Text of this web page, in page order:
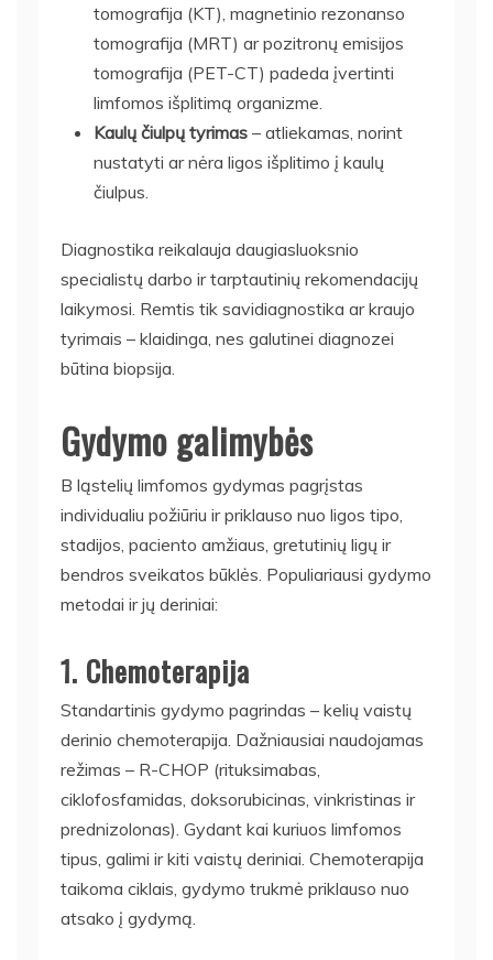
tomografija (KT), magnetinio rezonanso
tomografija (MRT) ar pozitronų emisijos
tomografija (PET-CT) padeda įvertinti
limfomos išplitimą organizme.
Kaulų čiulpų tyrimas – atliekamas, norint
nustatyti ar nėra ligos išplitimo į kaulų
čiulpus.
Diagnostika reikalauja daugiasluoksnio
specialistų darbo ir tarptautinių rekomendacijų
laikymosi. Remtis tik savidiagnostika ar kraujo
tyrimais – klaidinga, nes galutinei diagnozei
būtina biopsija.
Gydymo galimybės
B ląstelių limfomos gydymas pagrįstas
individualiu požiūriu ir priklauso nuo ligos tipo,
stadijos, paciento amžiaus, gretutinių ligų ir
bendros sveikatos būklės. Populiariausi gydymo
metodai ir jų deriniai:
1. Chemoterapija
Standartinis gydymo pagrindas – kelių vaistų
derinio chemoterapija. Dažniausiai naudojamas
režimas – R-CHOP (rituksimabas,
ciklofosfamidas, doksorubicinas, vinkristinas ir
prednizolonas). Gydant kai kuriuos limfomos
tipus, galimi ir kiti vaistų deriniai. Chemoterapija
taikoma ciklais, gydymo trukmė priklauso nuo
atsako į gydymą.